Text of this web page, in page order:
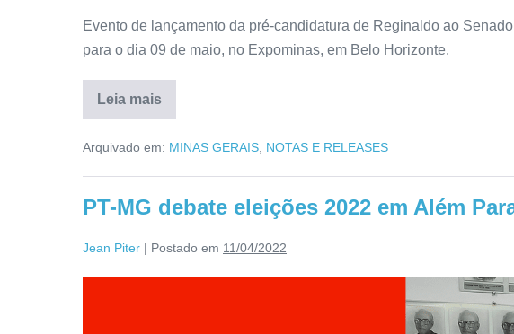
Evento de lançamento da pré-candidatura de Reginaldo ao
para o dia 09 de maio, no Expominas, em Belo Horizonte.
Leia mais
Arquivado em: MINAS GERAIS NOTAS E RELEASES
PT-MG debate eleições 2022 em Além
Jean Piter | Postado em 11/04/2022